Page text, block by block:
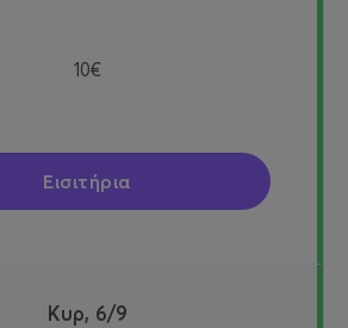
10€
Εισιτήρια
Κυρ, 6/9